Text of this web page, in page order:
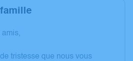
amis,
tristesse que nous vous